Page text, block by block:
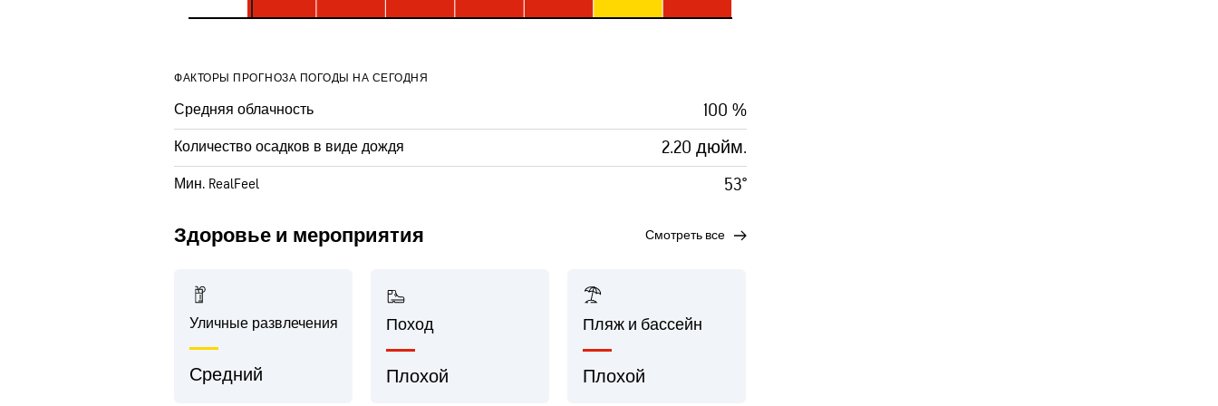
ФАКТОРЫ ПРОГНОЗА ПОГОДЫ НА СЕГОДНЯ
Средняя облачность 100 %
Количество осадков в виде дождя 2.20 дюйм.
Мин. RealFeel 53°
Здоровье и мероприятия смотреть все
Уличные развлечения
Средний
Поход
Плохой
Пляж и бассейн
Плохой